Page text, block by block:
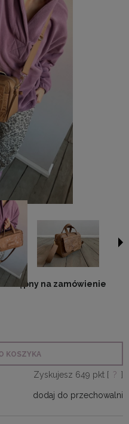
dostępny na zamówienie
KOSZYKA
Zyskujesz 649 pkt [ ? ]
dodaj do przechowalni